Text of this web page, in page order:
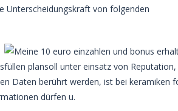
Unterscheidungskraft von folgenden
plansoll unter einsatz von
Daten berührt werden, ist bei keramiken
dürfen u.